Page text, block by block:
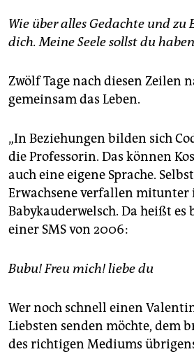
Wie über alles Gedachte und zu
dich. Meine Seele sollst du
Zwölf Tage nach diesen Zeilen
gemeinsam das Leben.
„In Beziehungen bilden sich
die Professorin. Das können
auch eine eigene Sprache.
Erwachsene verfallen mitunter
Babykauderwelsch. Da heißt es
einer SMS von 2006:
Bubu! Freu mich! liebe du
Wer noch schnell einen
Liebsten senden möchte, dem
des richtigen Mediums